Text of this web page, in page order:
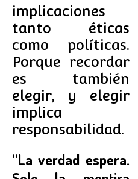
implicaciones
tanto éticas
como políticas.
Porque recordar
es también
elegir, y elegir
implica
responsabilidad.
“La verdad espera.